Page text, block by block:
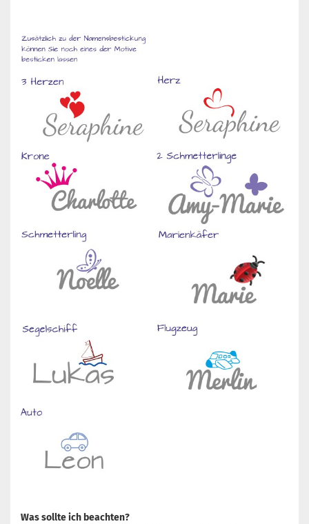
Was sollte ich beachten?